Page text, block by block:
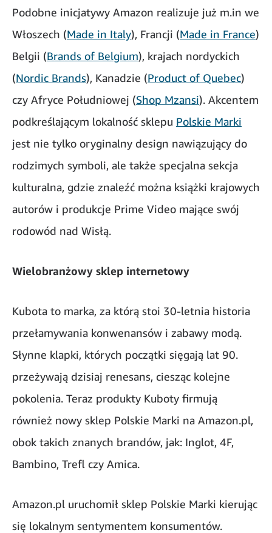
Podobne inicjatywy Amazon realizuje już m.in we
Włoszech (Made in Italy), Francji (Made in France)
Belgii (Brands of Belgium), krajach nordyckich
(Nordic Brands), Kanadzie (Product of Quebec)
czy Afryce Południowej (Shop Mzansi). Akcentem
podkreślającym lokalność sklepu Polskie Marki
jest nie tylko oryginalny design nawiązujący do
rodzimych symboli, ale także specjalna sekcja
kulturalna, gdzie znaleźć można książki krajowych
autorów i produkcje Prime Video mające swój
rodowód nad Wisłą.
Wielobranżowy sklep internetowy
Kubota to marka, za którą stoi 30-letnia historia
przełamywania konwenansów i zabawy modą.
Słynne klapki, których początki sięgają lat 90.
przeżywają dzisiaj renesans, ciesząc kolejne
pokolenia. Teraz produkty Kuboty firmują
również nowy sklep Polskie Marki na Amazon.pl,
obok takich znanych brandów, jak: Inglot, 4F,
Bambino, Trefl czy Amica.
Amazon.pl uruchomił sklep Polskie Marki kierując
się lokalnym sentymentem konsumentów.